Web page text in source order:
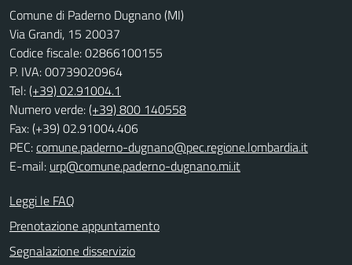
Comune di Paderno Dugnano (MI)
Via Grandi, 15 20037
Codice fiscale: 02866100155
P. IVA: 00739020964
Tel:(+39) 02.91004.1
Numero verde:(+39) 800 140558
Fax: (+39) 02.91004.406
PEC:comune.paderno-dugnano@pec.regione.lombardia.it
E-mail: urp@comune.paderno-dugnano.mi.it
Leggi le FAQ
Prenotazione appuntamento
Segnalazione disservizio